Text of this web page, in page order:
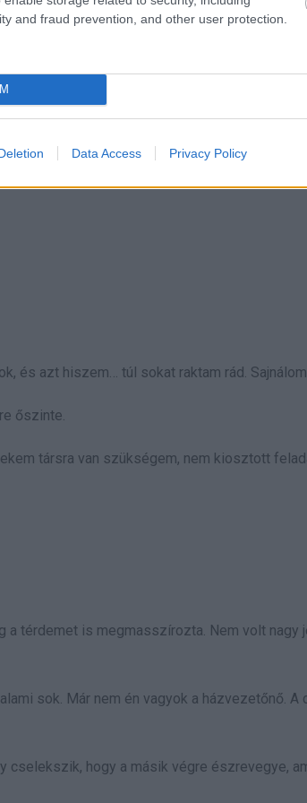
and fraud prevention, and other user protection.
Data Access Privacy Policy
udvariasan, de észrevettem azt a pillanatnyi
közben hozzá sem nyúlt.
hozzám.
és azt hiszem… túl sokat raktam rád.
őszinte.
társra van szükségem, nem kiosztott
térdemet is megmasszírozta. Nem volt nagy
sok. Már nem én vagyok a házvezetőnő. A
cselekszik, hogy a másik végre észrevegye,